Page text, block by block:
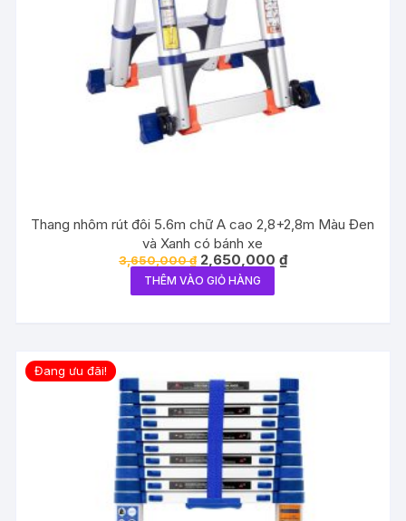
Thang nhôm rút đôi 5.6m chữ A cao 2,8+2,8m Màu Đen
và Xanh có bánh xe
3,650,000₫ Giá
gốc
là:
3,650,000 ₫.
2,650,000 ₫Giá
hiện
THÊM VÀO GIỎ HÀNG
Đang ưu đãi!